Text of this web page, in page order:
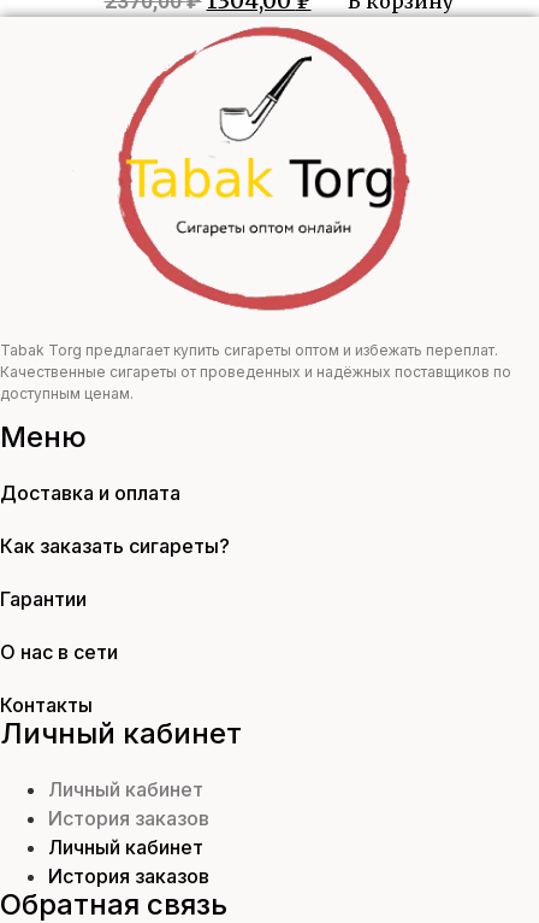
цена
составляла
2370,00 ₽.
цена:
1304,00 ₽.
Tabak Torg предлагает купить сигареты оптом и избежать переплат.
Качественные сигареты от проведенных и надёжных поставщиков по
доступным ценам.
Меню
Доставка и оплата
Как заказать сигареты?
Гарантии
О нас в сети
Контакты
Личный кабинет
Личный кабинет
История заказов
Личный кабинет
История заказов
Обратная связь